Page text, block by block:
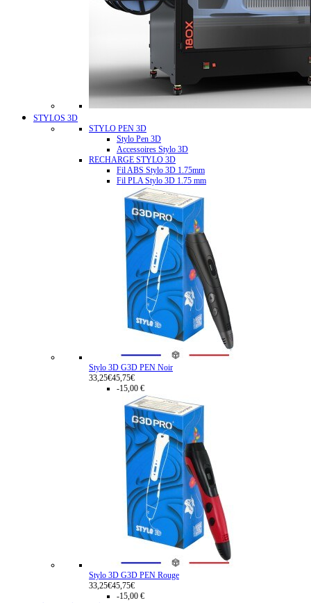
STYLOS 3D
STYLO PEN 3D
Stylo Pen 3D
Accessoires Stylo 3D
RECHARGE STYLO 3D
Fil ABS Stylo 3D 1.75mm
Fil PLA Stylo 3D 1.75 mm
Stylo 3D G3D PEN Noir
33,25€45,75€
-15,00 €
Stylo 3D G3D PEN Rouge
33,25€45,75€
-15,00 €